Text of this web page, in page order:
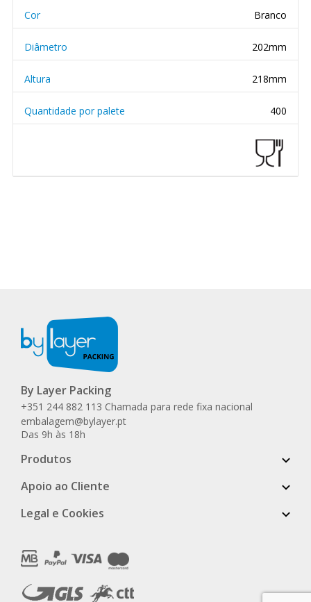
Cor Branco
Diâmetro 202mm
Altura 218mm
Quantidade por palete 400
By Layer Packing
+351 244 882 113 Chamada para rede fixa nacional
embalagem@bylayer.pt
Das 9h às 18h
Produtos
Apoio ao Cliente
Legal e Cookies